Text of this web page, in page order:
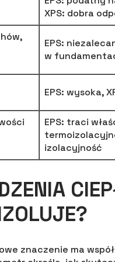
XPS: dobra
EPS:
w
EPS: wysoka,
EPS: traci
izolacyjność
znaczenie ma